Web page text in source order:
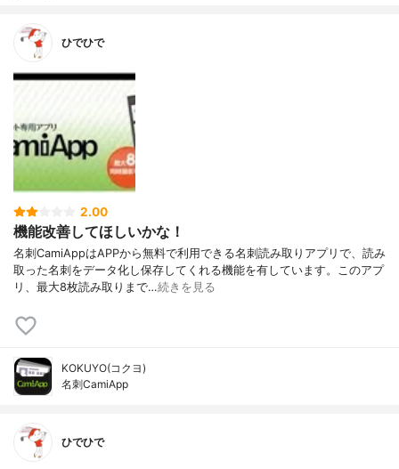
ひでひで
2.00
機能改善してほしいかな！
名刺CamiAppはAPPから無料で利用できる名刺読み取りアプリで、読み
取った名刺をデータ化し保存してくれる機能を有しています。このアプ
リ、最大8枚読み取りまで…続きを見る
KOKUYO(コクヨ)
名刺CamiApp
ひでひで